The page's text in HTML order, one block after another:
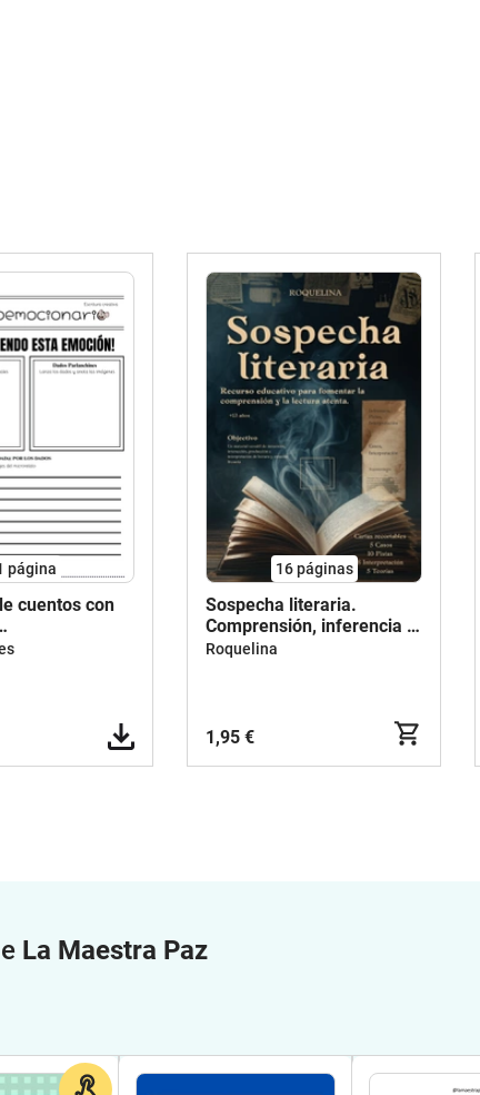
página
cuentos con
16páginas
Sospecha literaria.
Comprensión, inferencia y
escritura.
Roquelina
1,95 €
La Maestra Paz